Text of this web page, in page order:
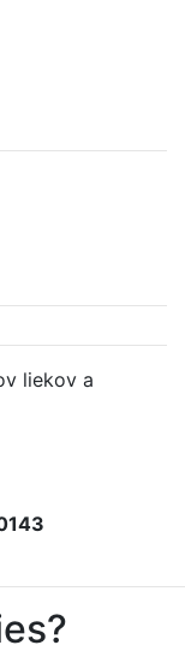
liekov a